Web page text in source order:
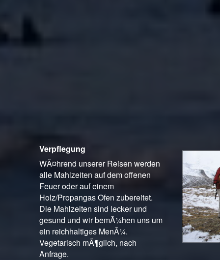
Verpflegung
WÃ¤hrend unserer Reisen werden
alle Mahlzeiten auf dem offenen
Feuer oder auf einem
Holz/Propangas Ofen zubereitet.
Die Mahlzeiten sind lecker und
gesund und wir bemÃ¼hen uns um
ein reichhaltiges MenÃ¼.
Vegetarisch mÃ¶glich, nach
Anfrage.